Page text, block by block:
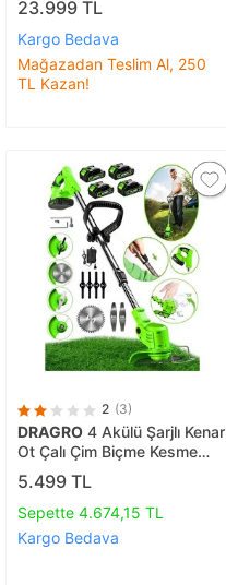
23.999 TL
Kargo Bedava
Mağazadan Teslim Al, 250
TL Kazan!
2 (3)
DRAGRO 4 Akülü Şarjlı Kenar
Ot Çalı Çim Biçme Kesme
Tırpan Makinesi Teleskopik
Uzatmalı
5.499 TL
Sepette 4.674,15 TL
Kargo Bedava